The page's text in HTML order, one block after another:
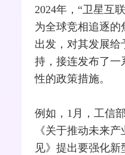
2024年，“卫星互
为全球竞相追逐的
出发，对其发展给
持，接连发布了一
性的政策措施。
例如，1月，工信
《关于推动未来
见》提出要强化